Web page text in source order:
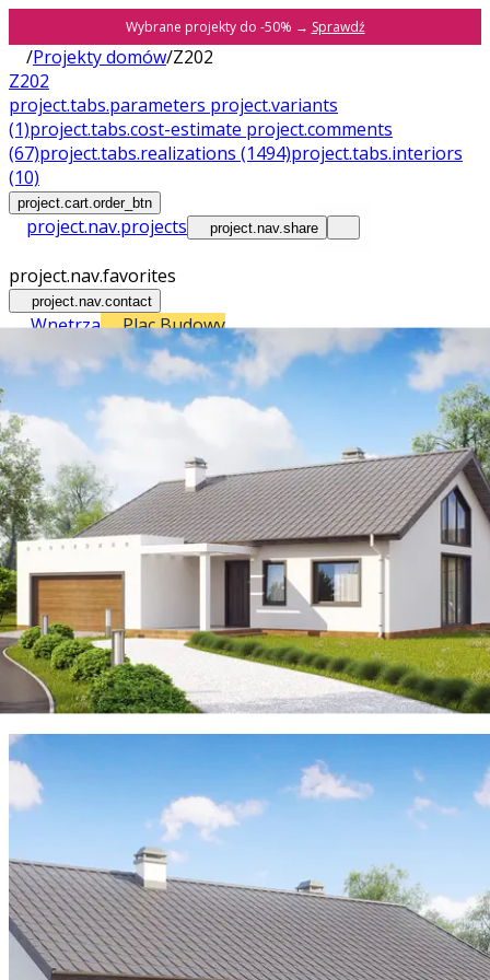
Wybrane projekty do -50% → Sprawdź
/Projekty domów/Z202
Z202
project.tabs.parameters project.variants
(1)project.tabs.cost-estimate project.comments
(67)project.tabs.realizations (1494)project.tabs.interiors
(10)
project.cart.order_btn
project.nav.projects project.nav.share
project.nav.favorites
project.nav.contact
Wnętrza Plac Budowy